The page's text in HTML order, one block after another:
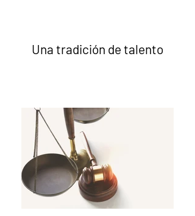
Una tradición de talento